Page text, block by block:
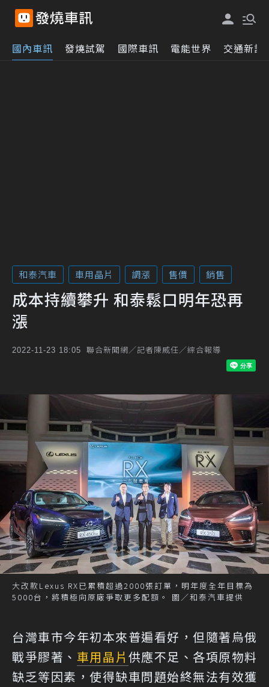
國內車訊 發燒試駕 國際車訊 電能世界 交通新訊
和泰汽車 車用晶片 調漲 售價 銷售
成本持續攀升 和泰鬆口明年恐再
漲
2022-11-23 18:05 聯合新聞網／記者陳威任／綜合報導
大改款Lexus RX已累積超過2000張訂單，明年度全年目標為
5000台，將積極向原廠爭取更多配額。 圖／和泰汽車提供
台灣車市今年初本來普遍看好，但隨著烏俄
戰爭膠著、 車用晶片 供應不足、各項原物料
缺乏等因素，使得缺車問題始終無法有效獲